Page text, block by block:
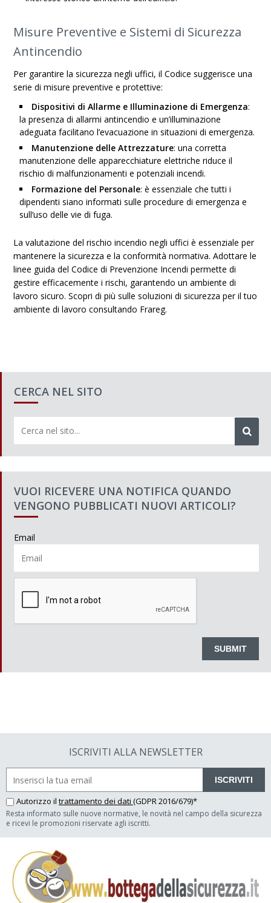
Misure Preventive e Sistemi di Sicurezza
Antincendio
Per garantire la sicurezza negli uffici, il Codice suggerisce una
serie di misure preventive e protettive:
Dispositivi di Allarme e Illuminazione di Emergenza:
la presenza di allarmi antincendio e un’illuminazione
adeguata facilitano l’evacuazione in situazioni di emergenza.
Manutenzione delle Attrezzature: una corretta
manutenzione delle apparecchiature elettriche riduce il
rischio di malfunzionamenti e potenziali incendi.
Formazione del Personale: è essenziale che tutti i
dipendenti siano informati sulle procedure di emergenza e
sull’uso delle vie di fuga.
La valutazione del rischio incendio negli uffici è essenziale per
mantenere la sicurezza e la conformità normativa. Adottare le
linee guida del Codice di Prevenzione Incendi permette di
gestire efficacemente i rischi, garantendo un ambiente di
lavoro sicuro. Scopri di più sulle soluzioni di sicurezza per il tuo
ambiente di lavoro consultando Frareg.
CERCA NEL SITO
VUOI RICEVERE UNA NOTIFICA QUANDO
VENGONO PUBBLICATI NUOVI ARTICOLI?
Email
ISCRIVITI ALLA NEWSLETTER
ISCRIVITI
Autorizzo il trattamento dei dati (GDPR 2016/679)*
Resta informato sulle nuove normative, le novità nel campo della sicurezza
e ricevi le promozioni riservate agli iscritti.